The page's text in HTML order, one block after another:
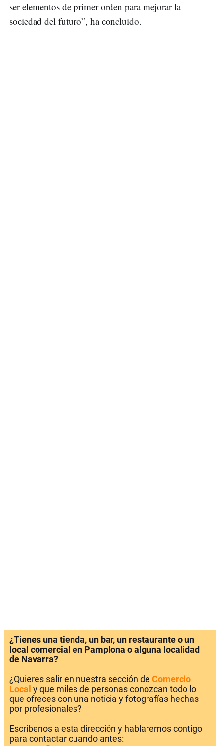
ser elementos de primer orden para mejorar la
sociedad del futuro”, ha concluido.
¿Tienes una tienda, un bar, un restaurante o un
local comercial en Pamplona o alguna localidad
de Navarra?
¿Quieres salir en nuestra sección de Comercio
Local y que miles de personas conozcan todo lo
que ofreces con una noticia y fotografías hechas
por profesionales?
Escríbenos a esta dirección y hablaremos contigo
para contactar cuando antes: